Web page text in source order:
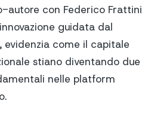
autore con Federico Frattini
guidata dal
evidenzia come il capitale
stiano diventando due
nelle platform